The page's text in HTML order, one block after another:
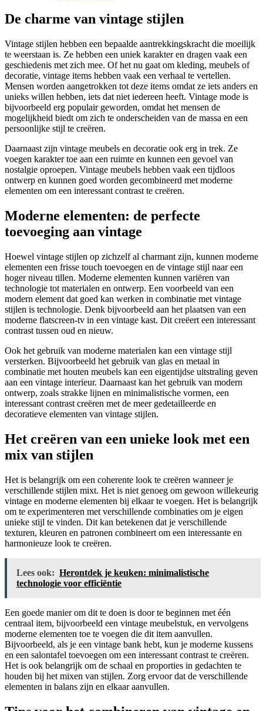
De charme van vintage stijlen
Vintage stijlen hebben een bepaalde aantrekkingskracht die moeilijk
te weerstaan is. Ze hebben een uniek karakter en dragen vaak een
geschiedenis met zich mee. Of het nu gaat om kleding, meubels of
decoratie, vintage items hebben vaak een verhaal te vertellen.
Mensen worden aangetrokken tot deze items omdat ze iets anders en
unieks willen hebben, iets dat niet iedereen heeft. Vintage mode is
bijvoorbeeld erg populair geworden, omdat het mensen de
mogelijkheid biedt om zich te onderscheiden van de massa en een
persoonlijke stijl te creëren.
Daarnaast zijn vintage meubels en decoratie ook erg in trek. Ze
voegen karakter toe aan een ruimte en kunnen een gevoel van
nostalgie oproepen. Vintage meubels hebben vaak een tijdloos
ontwerp en kunnen goed worden gecombineerd met moderne
elementen om een interessant contrast te creëren.
Moderne elementen: de perfecte
toevoeging aan vintage
Hoewel vintage stijlen op zichzelf al charmant zijn, kunnen moderne
elementen een frisse touch toevoegen en de vintage stijl naar een
hoger niveau tillen. Moderne elementen kunnen variëren van
technologie tot materialen en ontwerp. Een voorbeeld van een
modern element dat goed kan werken in combinatie met vintage
stijlen is technologie. Denk bijvoorbeeld aan het plaatsen van een
moderne flatscreen-tv in een vintage kast. Dit creëert een interessant
contrast tussen oud en nieuw.
Ook het gebruik van moderne materialen kan een vintage stijl
versterken. Bijvoorbeeld het gebruik van glas en metaal in
combinatie met houten meubels kan een eigentijdse uitstraling geven
aan een vintage interieur. Daarnaast kan het gebruik van modern
ontwerp, zoals strakke lijnen en minimalistische vormen, een
interessant contrast creëren met de meer gedetailleerde en
decoratieve elementen van vintage stijlen.
Het creëren van een unieke look met een
mix van stijlen
Het is belangrijk om een coherente look te creëren wanneer je
verschillende stijlen mixt. Het is niet genoeg om gewoon willekeurig
vintage en moderne elementen bij elkaar te voegen. Het is belangrijk
om te experimenteren met verschillende combinaties om je eigen
unieke stijl te vinden. Dit kan betekenen dat je verschillende
texturen, kleuren en patronen combineert om een interessante en
harmonieuze look te creëren.
Lees ook: Herontdek je keuken: minimalistische
technologie voor efficiëntie
Een goede manier om dit te doen is door te beginnen met één
centraal item, bijvoorbeeld een vintage meubelstuk, en vervolgens
moderne elementen toe te voegen die dit item aanvullen.
Bijvoorbeeld, als je een vintage bank hebt, kun je moderne kussens
en een salontafel toevoegen om een interessant contrast te creëren.
Het is ook belangrijk om de schaal en proporties in gedachten te
houden bij het mixen van stijlen. Zorg ervoor dat de verschillende
elementen in balans zijn en elkaar aanvullen.